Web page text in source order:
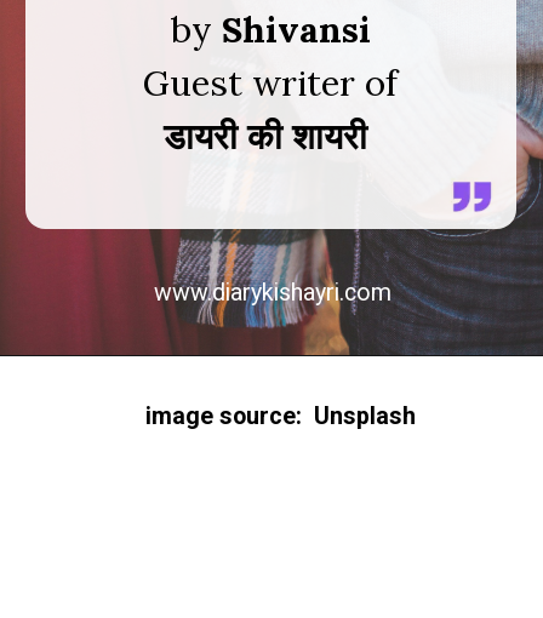
by Shivansi
Guest writer of
डायरी की शायरी
www.diarykishayri.com
image source: Unsplash